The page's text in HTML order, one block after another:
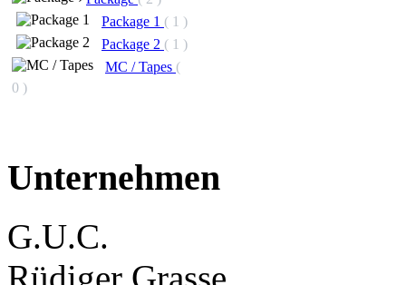
Package 1 ( 1 )
Package 2 ( 1 )
MC / Tapes (
0 )
Unternehmen
G.U.C.